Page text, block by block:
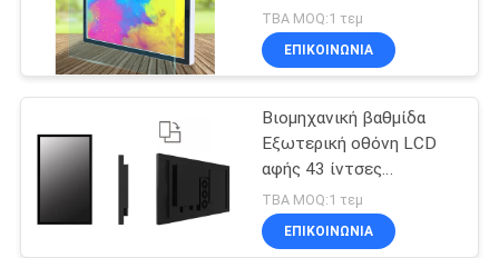
ανοικτό όργανο
ελέγχου πλαισίων
LCD
Εμφάνιση υψηλής
φωτεινότητας με
οπτική σύνδεση
TBA MOQ:1 τεμ
ΕΠΙΚΟΙΝΩΝΙΑ
Βιομηχανική βαθμίδα
Εξωτερική οθόνη LCD
αφής 43 ίντσες
Εμφάνιση υψηλής
φωτεινότητας με
οπτική σύνδεση, σούπερ
TBA MOQ:1 τεμ
ΕΠΙΚΟΙΝΩΝΙΑ